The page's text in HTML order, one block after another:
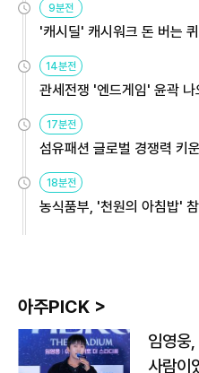
9분전
'캐시딜' 캐시워크 돈 버는
14분전
관세전쟁 '엔드게임' 윤곽
17분전
섬유패션 글로벌 경쟁력 키
18분전
농식품부, '천원의 아침밥'
아주PICK >
임영웅
사람이